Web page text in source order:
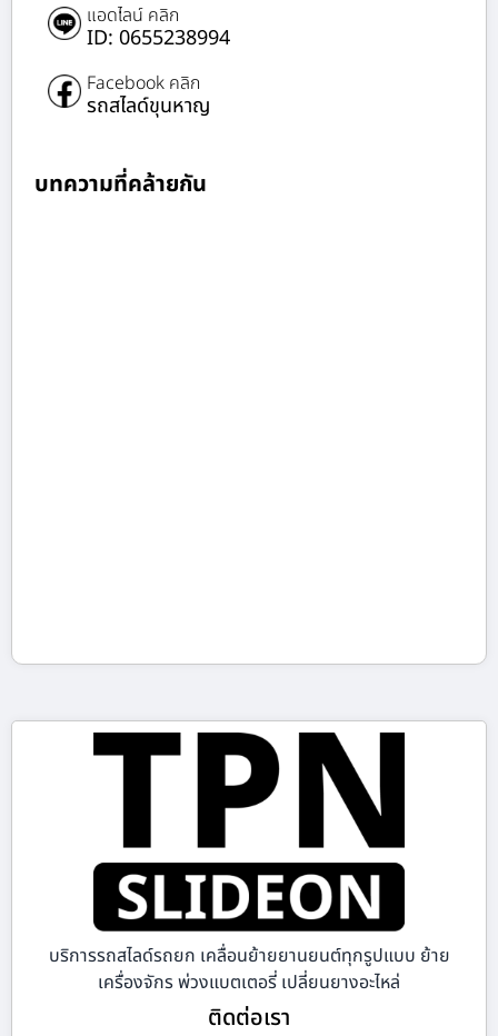
แอดไลน์ คลิก
ID: 0655238994
Facebook คลิก
รถสไลด์ขุนหาญ
บทความที่คล้ายกัน
บริการรถสไลด์รถยก เคลื่อนย้ายยานยนต์ทุกรูปแบบ ย้าย
เครื่องจักร พ่วงแบตเตอรี่ เปลี่ยนยางอะไหล่
ติดต่อเรา